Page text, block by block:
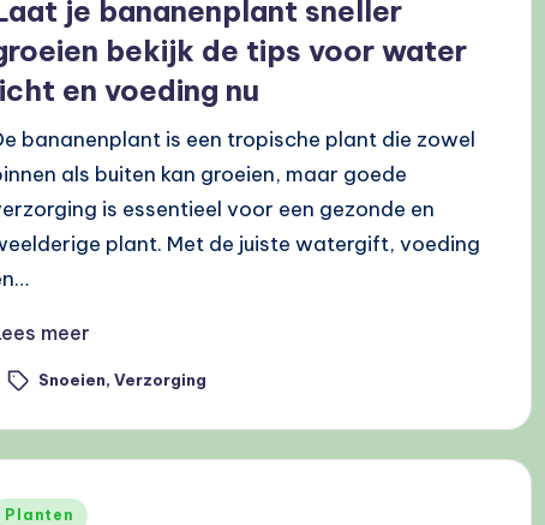
je bananenplant sneller
bekijk de tips voor water
en voeding nu
bananenplant is een tropische plant die zowel
als buiten kan groeien, maar goede
is essentieel voor een gezonde en
plant. Met de juiste watergift, voeding
meer
Snoeien, Verzorging
Planten